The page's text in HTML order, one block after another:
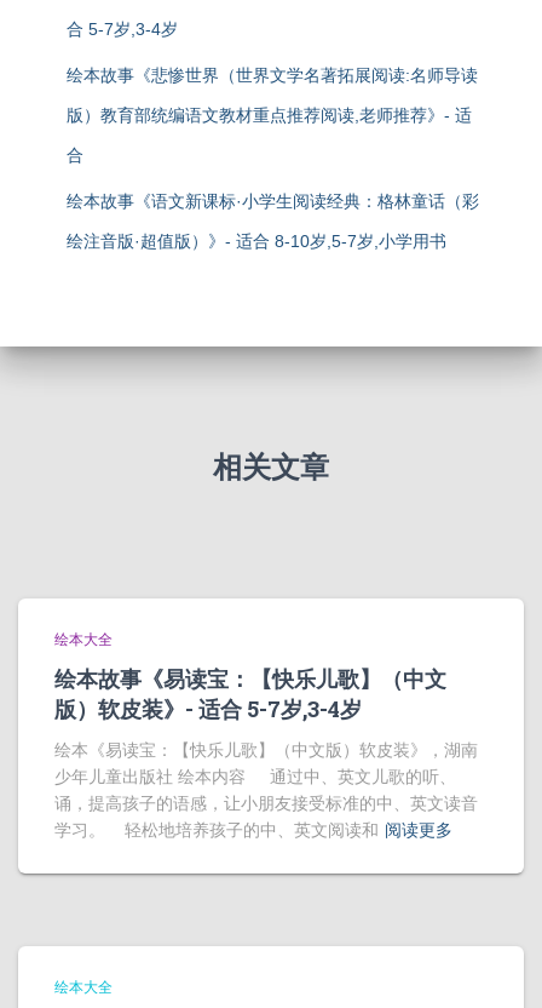
合 5-7岁,3-4岁
绘本故事《悲惨世界（世界文学名著拓展阅读:名师导读
版）教育部统编语文教材重点推荐阅读,老师推荐》- 适
合
绘本故事《语文新课标·小学生阅读经典：格林童话（彩
绘注音版·超值版）》- 适合 8-10岁,5-7岁,小学用书
相关文章
绘本大全
绘本故事《易读宝：【快乐儿歌】（中文
版）软皮装》- 适合 5-7岁,3-4岁
绘本《易读宝：【快乐儿歌】（中文版）软皮装》，湖南
少年儿童出版社 绘本内容 通过中、英文儿歌的听、
诵，提高孩子的语感，让小朋友接受标准的中、英文读音
学习。 轻松地培养孩子的中、英文阅读和 阅读更多
绘本大全